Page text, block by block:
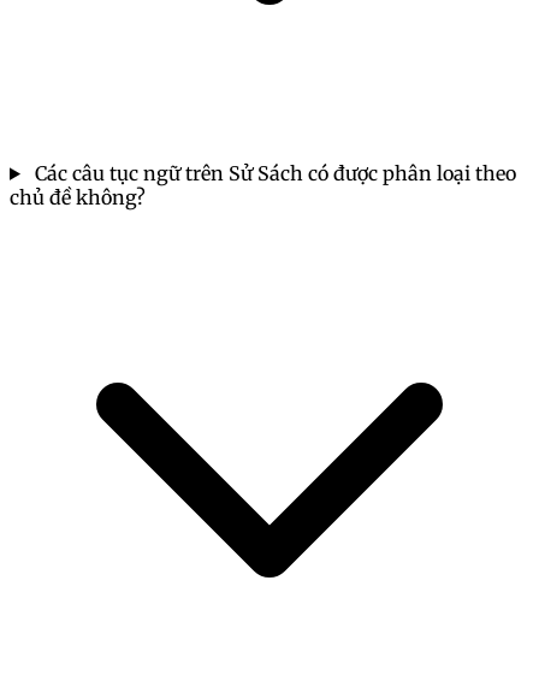
Các câu tục ngữ trên Sử Sách có được phân loại theo
chủ đề không?